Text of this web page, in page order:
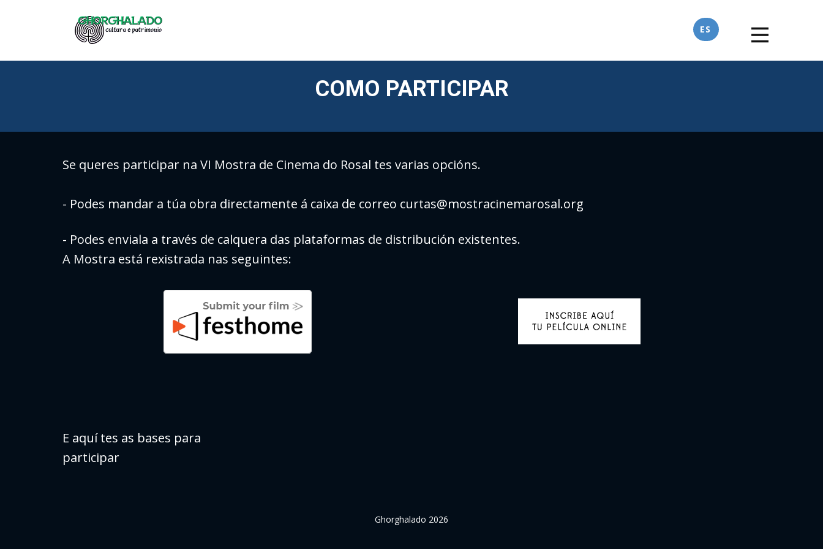
ES
COMO PARTICIPAR
Se queres participar na VI Mostra de Cinema do Rosal tes varias opcións.
- Podes mandar a túa obra directamente á caixa de correo curtas@mostracinemarosal.org
- Podes enviala a través de calquera das plataformas de distribución existentes.
A Mostra está rexistrada nas seguintes:
E aquí tes as bases para
participar
Ghorghalado 2026